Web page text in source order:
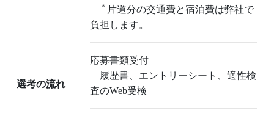
選考の流れ
＊ 片道分の交通費と宿泊費は弊社で
負担します。
応募書類受付
履歴書、エントリーシート、適性検
査のWeb受検